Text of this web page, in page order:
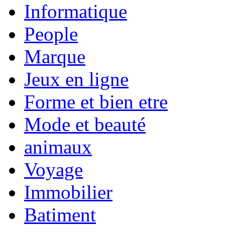
Informatique
People
Marque
Jeux en ligne
Forme et bien etre
Mode et beauté
animaux
Voyage
Immobilier
Batiment